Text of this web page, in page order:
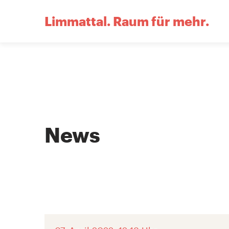
Limmattal. Raum für mehr.
News